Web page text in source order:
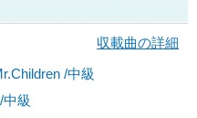
収載曲の詳細
/中級
/中級